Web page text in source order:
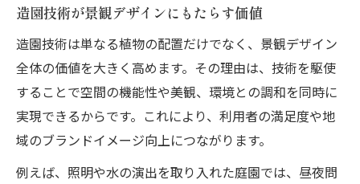
造園技術が景観デザインにもたらす価値
造園技術は単なる植物の配置だけでなく、景観デザイン
全体の価値を大きく高めます。その理由は、技術を駆使
することで空間の機能性や美観、環境との調和を同時に
実現できるからです。これにより、利用者の満足度や地
域のブランドイメージ向上につながります。
例えば、照明や水の演出を取り入れた庭園では、昼夜問